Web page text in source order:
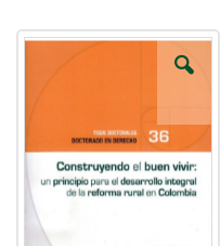
Skip
images
gallery
Skip
images
gallery